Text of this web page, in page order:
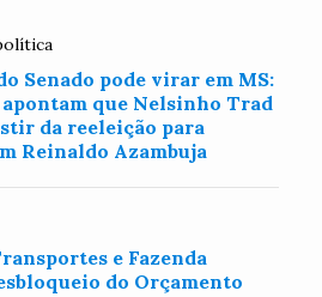
Senado pode virar em MS:
que Nelsinho Trad
da reeleição para
Reinaldo Azambuja
e Fazenda
do Orçamento